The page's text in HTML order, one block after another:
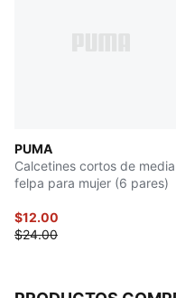
PUMA
Calcetines cortos de media
felpa para mujer (6 pares)
$12.00
$24.00